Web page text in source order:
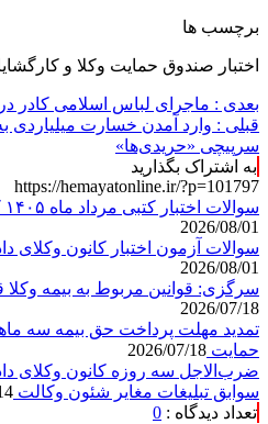
برچسب ها
اختبار صندوق حمایت وکلا و
بعدی : ماجرای لباس اسلامی کادر
قبلی : وارد آمدن خسارت میلیاردی
سرپیچی «حریدی‌ها»
به اشتراک بگذارید
https://hemayatonline.ir/?p=101797
سوالات اختبار کتبی مرداد ماه ۱۴۰۵ کانون وکلای دادگستری مرکز
2026/08/01
سوالات آزمون اختبار کانون وکلای
2026/08/01
سرگزی: قوانین مربوط به بیمه
2026/07/18
حمایت 2026/07/18
ضرب‌الاجل سه روزه کانون وکلای
سوابق تبلیغات مغایر شئون وکالت
تعداد دیدگاه : 0